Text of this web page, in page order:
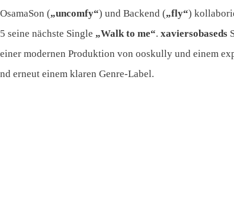
(„uncomfy“) und Backend („fly“)
seine nächste Single „Walk to me“. xaviersobaseds
modernen Produktion von ooskully und einem
erneut einem klaren Genre-Label.